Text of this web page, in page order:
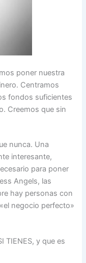
poner nuestra
Centramos
fondos suficientes
Creemos que sin
nunca. Una
interesante,
para poner
Angels, las
hay personas con
negocio perfecto»
TIENES, y que es